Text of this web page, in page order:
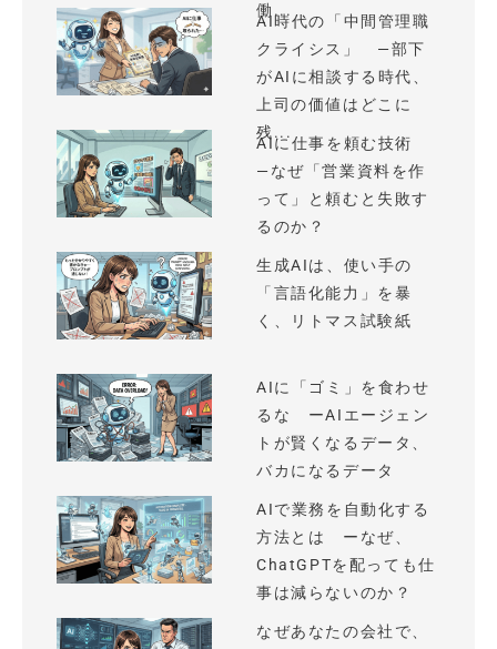
働...
AI時代の「中間管理職
クライシス」 —部下
がAIに相談する時代、
上司の価値はどこに
残...
AIに仕事を頼む技術
—なぜ「営業資料を作
って」と頼むと失敗す
るのか？
生成AIは、使い手の
「言語化能力」を暴
く、リトマス試験紙
AIに「ゴミ」を食わせ
るな ーAIエージェン
トが賢くなるデータ、
バカになるデータ
AIで業務を自動化する
方法とは ーなぜ、
ChatGPTを配っても仕
事は減らないのか？
なぜあなたの会社で、